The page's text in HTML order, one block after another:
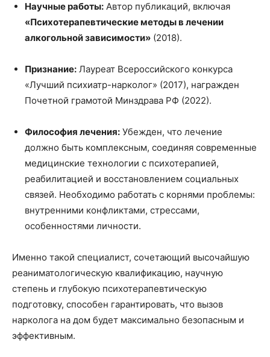
Научные работы: Автор публикаций, включая
«Психотерапевтические методы в лечении
алкогольной зависимости» (2018).
Признание: Лауреат Всероссийского конкурса
«Лучший психиатр-нарколог» (2017), награжден
Почетной грамотой Минздрава РФ (2022).
Философия лечения: Убежден, что лечение
должно быть комплексным, соединяя современные
медицинские технологии с психотерапией,
реабилитацией и восстановлением социальных
связей. Необходимо работать с корнями проблемы:
внутренними конфликтами, стрессами,
особенностями личности.
Именно такой специалист, сочетающий высочайшую
реаниматологическую квалификацию, научную
степень и глубокую психотерапевтическую
подготовку, способен гарантировать, что вызов
нарколога на дом будет максимально безопасным и
эффективным.